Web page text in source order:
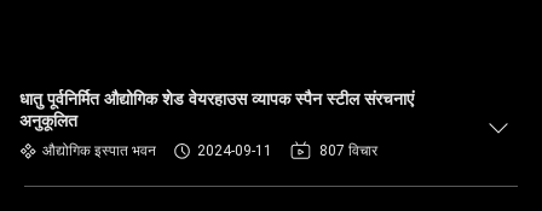
धातु पूर्वनिर्मित औद्योगिक शेड वेयरहाउस व्यापक स्पैन स्टील संरचनाएं
अनुकूलित
औद्योगिक इस्पात भवन 2024-09-11 807 विचार